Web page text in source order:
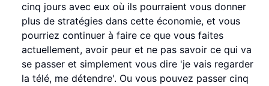
cinq jours avec eux où ils pourraient vous donner
plus de stratégies dans cette économie, et vous
pourriez continuer à faire ce que vous faites
actuellement, avoir peur et ne pas savoir ce qui va
se passer et simplement vous dire 'je vais regarder
la télé, me détendre'. Ou vous pouvez passer cinq